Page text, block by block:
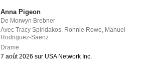
Anna Pigeon
De Morwyn Brebner
AvecTracy Spiridakos, Ronnie Rowe, Manuel
Rodriguez-Saenz
Drame
7 août 2026 sur USA Network Inc.